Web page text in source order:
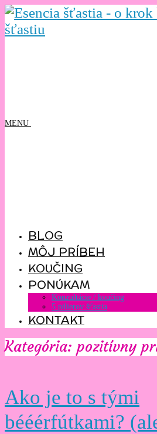
MENU
BLOG
MÔJ PRÍBEH
KOUČING
PONÚKAM
Konzultácie / koučing
5 pilierov šťastia
KONTAKT
Kategória: pozitívny
Ako je to s tými
bééérfútkami?